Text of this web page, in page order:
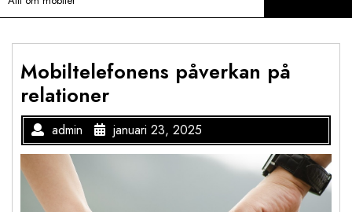
Mobiltelefonens påverkan på
relationer
admin januari 23, 2025